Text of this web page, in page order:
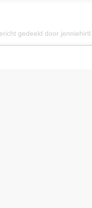
gedeeld door